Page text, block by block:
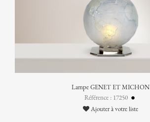
Lampe GENET ET MICHON
Référence : 17250
Ajouter à votre liste